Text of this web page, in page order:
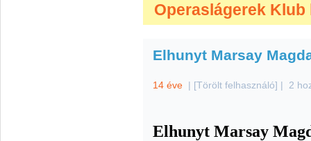
Operaslágerek Klub
Elhunyt Marsay
14 éve | [Törölt felhasználó] | 2
Elhunyt Marsay